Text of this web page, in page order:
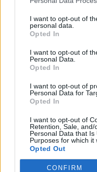
I want to opt-out of
personal data.
Opted In
I want to opt-out of
Personal Data.
Opted In
I want to opt-out of
Personal Data for
Opted In
I want to opt-out of
Retention, Sale,
Personal Data that
Purposes for which it
Opted Out
CONFIRM
Trhovkách
OBLÍBENÉ KATEGORIE
Zpravodajství